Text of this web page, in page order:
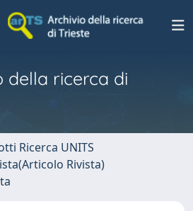
della ricerca di
Ricerca UNITS
Rivista)